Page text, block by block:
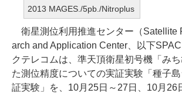
2013 MAGES./5pb./Nitroplus
衛星測位利用推進センター（Satellite
arch and Application Center、以下
クテレコムは、準天頂衛星初号機「み
た測位精度についての実証実験「種子
証実験」を、10月25日～27日、10月26